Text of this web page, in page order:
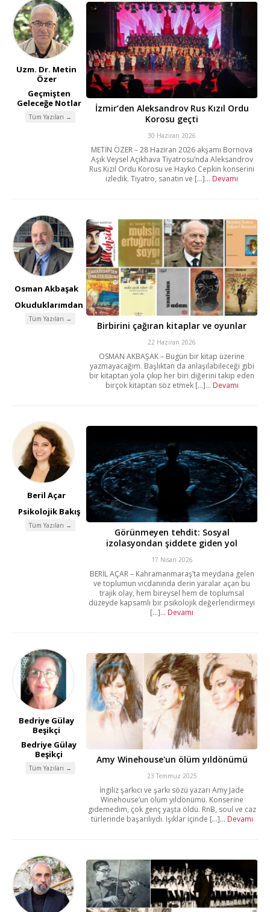
Uzm. Dr. Metin
Özer
Geçmişten
Geleceğe Notlar
Tüm Yazıları →
İzmir’den Aleksandrov Rus Kızıl Ordu
Korosu geçti
30 Haziran 2026
METİN ÖZER – 28 Haziran 2026 akşamı Bornova
Aşık Veysel Açıkhava Tiyatrosu’nda Aleksandrov
Rus Kızıl Ordu Korosu ve Hayko Cepkin konserini
izledik. Tiyatro, sanatın ve [...]... Devamı
Osman Akbaşak
Okuduklarımdan
Tüm Yazıları →
Birbirini çağıran kitaplar ve oyunlar
22 Haziran 2026
OSMAN AKBAŞAK – Bugün bir kitap üzerine
yazmayacağım. Başlıktan da anlaşılabileceği gibi
bir kitaptan yola çıkıp her biri diğerini takip eden
birçok kitaptan söz etmek [...]... Devamı
Beril Açar
Psikolojik Bakış
Tüm Yazıları →
Görünmeyen tehdit: Sosyal
izolasyondan şiddete giden yol
17 Nisan 2026
BERİL AÇAR – Kahramanmaraş’ta meydana gelen
ve toplumun vicdanında derin yaralar açan bu
trajik olay, hem bireysel hem de toplumsal
düzeyde kapsamlı bir psikolojik değerlendirmeyi
[...]... Devamı
Bedriye Gülay
Beşikçi
Bedriye Gülay
Beşikçi
Tüm Yazıları →
Amy Winehouse'un ölüm yıldönümü
23 Temmuz 2025
İngiliz şarkıcı ve şarkı sözü yazarı Amy Jade
Winehouse’un ölüm yıldönümü. Konserine
gidemedim, çok genç yaşta öldü. RnB, soul ve caz
türlerinde başarılıydı. Işıklar içinde [...]... Devamı